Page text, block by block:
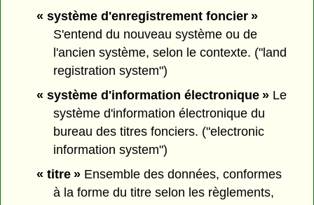
« système d'enregistrement foncier »
S'entend du nouveau système ou de
l'ancien système, selon le contexte. ("land
registration system")
« système d'information électronique »Le
système d'information électronique du
bureau des titres fonciers. ("electronic
information system")
« titre »Ensemble des données, conformes
à la forme du titre selon les règlements,